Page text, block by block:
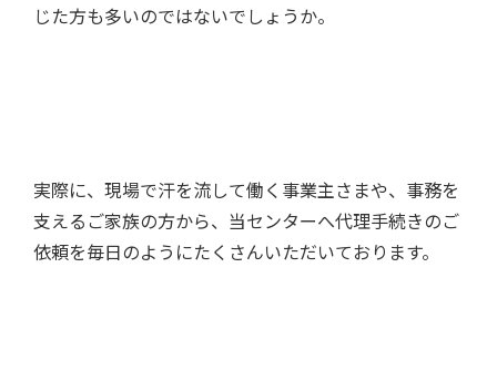
じた方も多いのではないでしょうか。
実際に、現場で汗を流して働く事業主さまや、事務を
支えるご家族の方から、当センターへ代理手続きのご
依頼を毎日のようにたくさんいただいております。